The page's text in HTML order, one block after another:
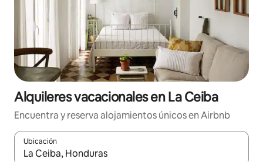
Alquileres vacacionales en La Ceiba
Encuentra y reserva alojamientos únicos en Airbnb
Ubicación
Cuando los resultados estén disponibles, navega con las